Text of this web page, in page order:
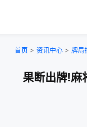
首页 > 资讯中心 > 牌局
果断出牌!麻